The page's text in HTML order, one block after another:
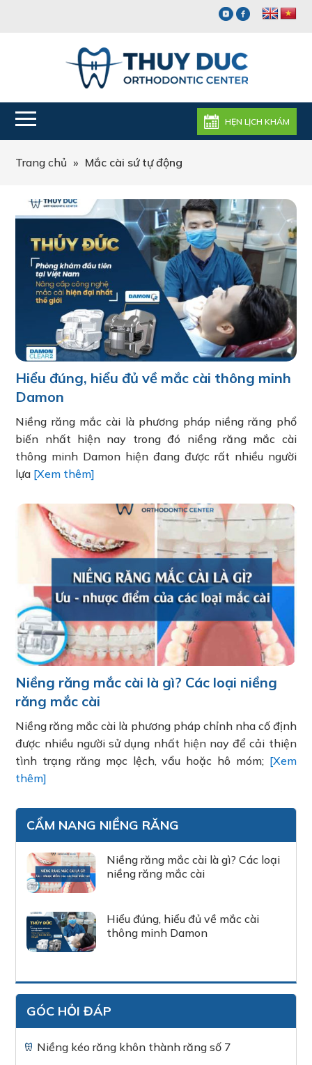
HẸN LỊCH KHÁM
Trang chủ » Mắc cài sứ tự động
Hiểu đúng, hiểu đủ về mắc cài thông minh
Damon
Niềng răng mắc cài là phương pháp niềng răng phổ
biến nhất hiện nay trong đó niềng răng mắc cài
thông minh Damon hiện đang được rất nhiều người
lựa [Xem thêm]
Niềng răng mắc cài là gì? Các loại niềng
răng mắc cài
Niềng răng mắc cài là phương pháp chỉnh nha cố định
được nhiều người sử dụng nhất hiện nay để cải thiện
tình trạng răng mọc lệch, vẩu hoặc hô móm; [Xem
thêm]
CẨM NANG NIỀNG RĂNG
Niềng răng mắc cài là gì? Các loại
niềng răng mắc cài
Hiểu đúng, hiểu đủ về mắc cài
thông minh Damon
GÓC HỎI ĐÁP
Niềng kéo răng khôn thành răng số 7